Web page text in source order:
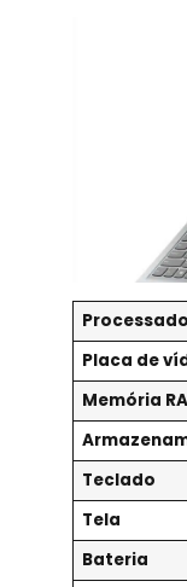
Placa de
Memória
Teclado
Tela
Bateria